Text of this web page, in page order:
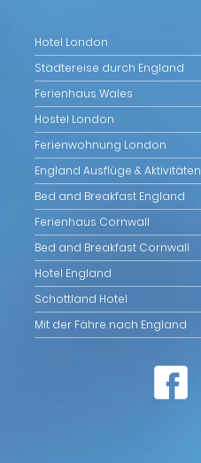
Hotel London
Städtereise durch England
Ferienhaus Wales
Hostel London
Ferienwohnung London
England Ausflüge & Aktivitäten
Bed and Breakfast England
Ferienhaus Cornwall
Bed and Breakfast Cornwall
Hotel England
Schottland Hotel
Mit der Fähre nach England